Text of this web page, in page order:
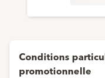
Conditions
promotionnelle